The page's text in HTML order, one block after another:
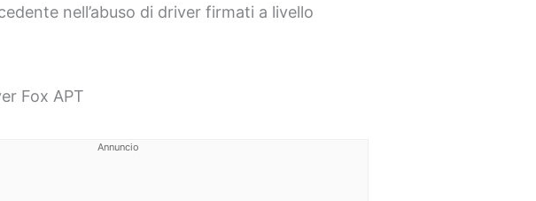
nell’abuso di driver firmati a livello
Fox APT
Annuncio